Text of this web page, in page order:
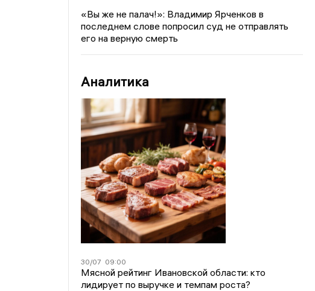
«Вы же не палач!»: Владимир Ярченков в
последнем слове попросил суд не отправлять
его на верную смерть
Аналитика
30/07 09:00
Мясной рейтинг Ивановской области: кто
лидирует по выручке и темпам роста?